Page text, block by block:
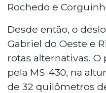
Rochedo e
Desde então, o
Gabriel do Oeste e
rotas alternativas.
pela MS-430, na
de 32 quilômetros